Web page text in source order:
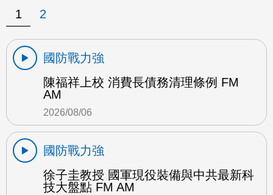
1 2
國防戰力強
陳福祥上校 消費長債務清理條例 FM
AM
2026/08/06
國防戰力強
徐子圭教授 國軍現役裝備與中共最新科
技大盤點 FM AM